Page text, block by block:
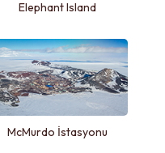
Elephant Island
McMurdo İstasyonu